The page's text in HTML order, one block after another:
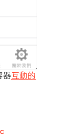
器互動的